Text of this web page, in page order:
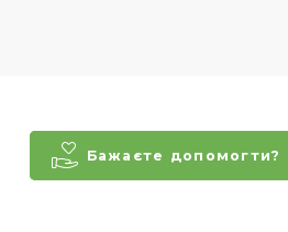
Бажаєте допомогти?